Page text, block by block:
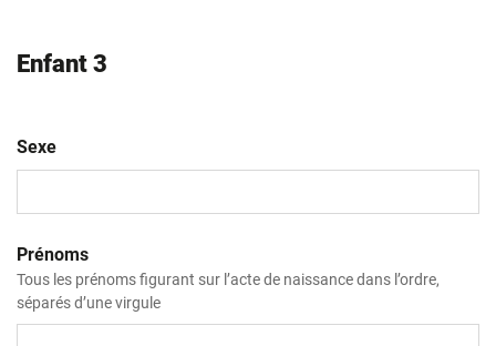
Enfant 3
Sexe
Prénoms
Tous les prénoms figurant sur l’acte de naissance dans l’ordre,
séparés d’une virgule